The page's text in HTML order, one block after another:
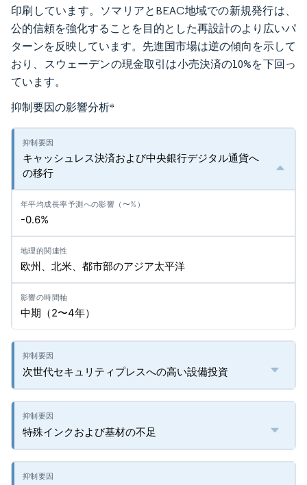
印刷しています。ソマリアとBEAC地域での新規発行は、
公的信頼を強化することを目的とした再設計のより広いパ
ターンを反映しています。先進国市場は逆の傾向を示して
おり、スウェーデンの現金取引は小売決済の10%を下回っ
ています。
抑制要因の影響分析*
キャッシュレス決済および中央銀行デジタル通貨へ
の移行
-0.6%
欧州、北米、都市部のアジア太平洋
中期（2〜4年）
次世代セキュリティプレスへの高い設備投資
特殊インクおよび基材の不足